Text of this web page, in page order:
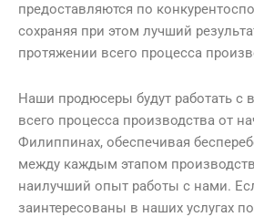
предоставляются по
сохраняя при этом лучший
протяжении всего процесса
Наши продюсеры будут работать с
всего процесса производства от
Филиппинах, обеспечивая
между каждым этапом
наилучший опыт работы с нами.
заинтересованы в наших услугах